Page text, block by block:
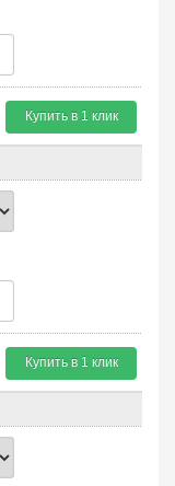
Купить в 1 клик
Купить в 1 клик